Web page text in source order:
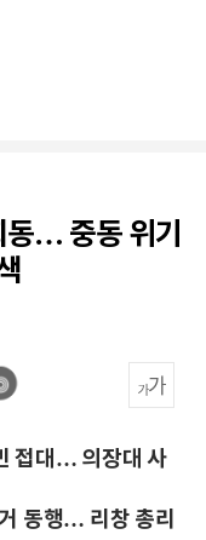
… 중동 위기
접대… 의장대 사
동행… 리창 총리